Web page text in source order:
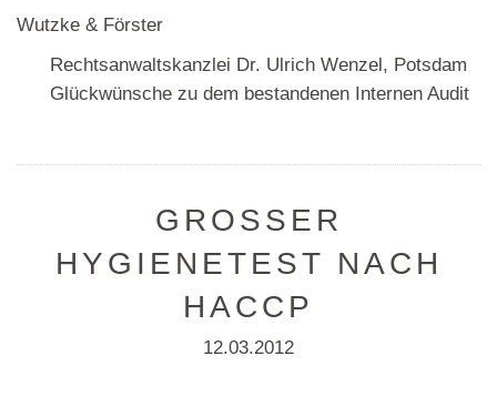
Wutzke & Förster
Rechtsanwaltskanzlei Dr. Ulrich Wenzel, Potsdam
Glückwünsche zu dem bestandenen Internen Audit
GROSSER H
YGIENETEST NACH H
ACCP
12.03.2012